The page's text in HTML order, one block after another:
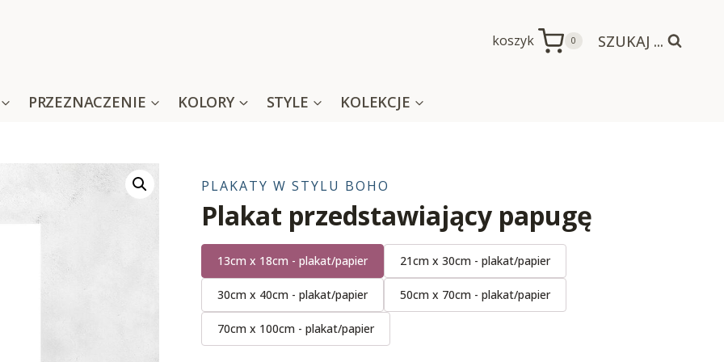
koszyk 0 SZUKAJ ...
PRZEZNACZENIE KOLORY STYLE KOLEKCJE
PLAKATY W STYLU BOHO
Plakat przedstawiający papugę
13cm x 18cm - plakat/papier 21cm x 30cm - plakat/papier
30cm x 40cm - plakat/papier 50cm x 70cm - plakat/papier
70cm x 100cm - plakat/papier